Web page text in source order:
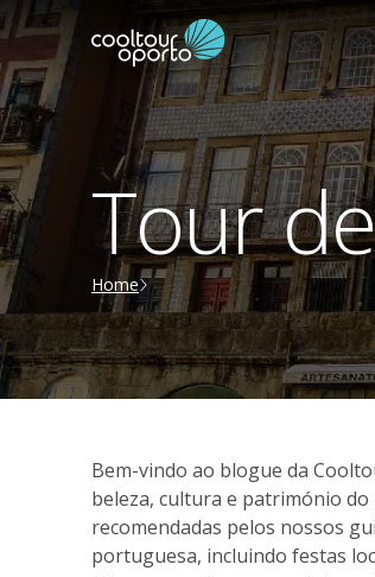
Tour
Home
Bem-vindo ao blogue da
beleza, cultura e património
recomendadas pelos nossos
portuguesa, incluindo festas